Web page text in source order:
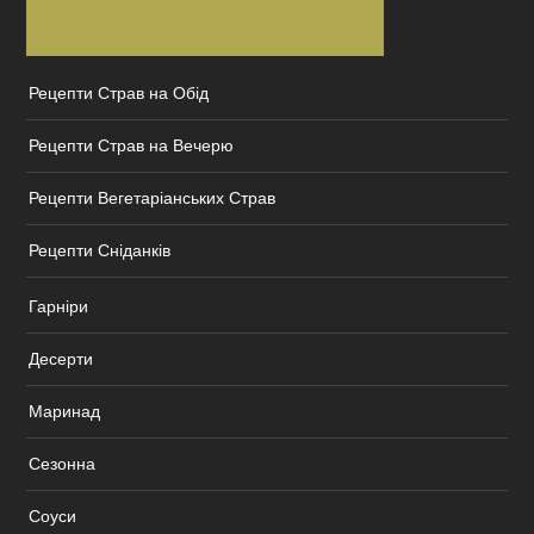
Рецепти Страв на Обід
Рецепти Страв на Вечерю
Рецепти Вегетаріанських Страв
Рецепти Сніданків
Гарніри
Десерти
Маринад
Сезонна
Соуси